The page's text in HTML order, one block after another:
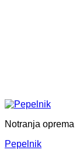
Notranja oprema
Pepelnik